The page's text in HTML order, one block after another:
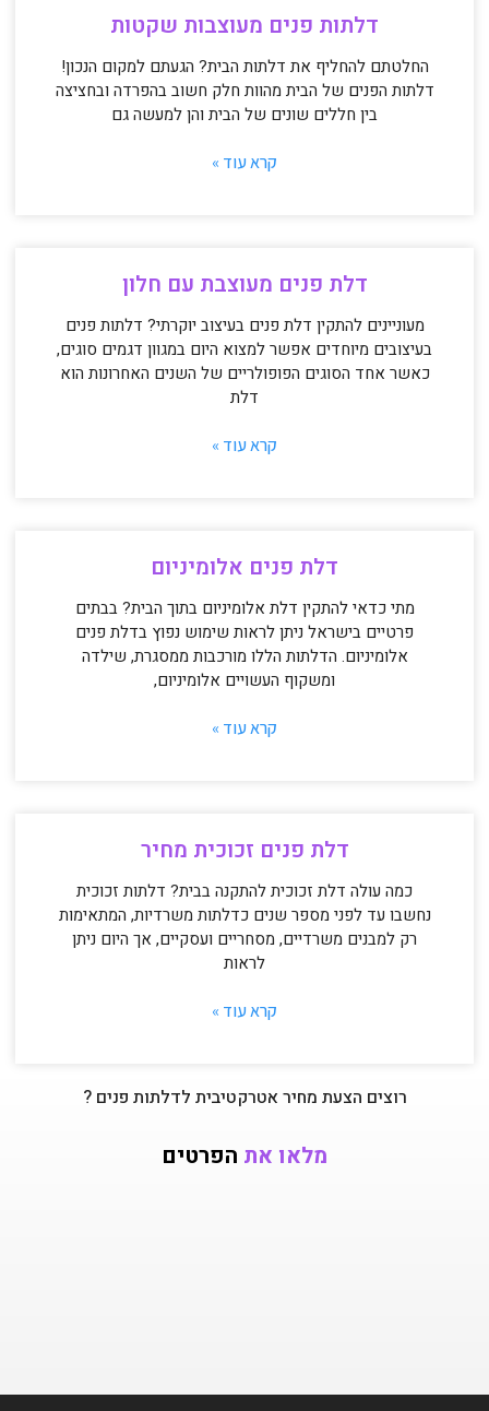
דלתות פנים מעוצבות שקטות
החלטתם להחליף את דלתות הבית? הגעתם למקום הנכון!
דלתות הפנים של הבית מהוות חלק חשוב בהפרדה ובחציצה
בין חללים שונים של הבית והן למעשה גם
קרא עוד »
דלת פנים מעוצבת עם חלון
מעוניינים להתקין דלת פנים בעיצוב יוקרתי? דלתות פנים
בעיצובים מיוחדים אפשר למצוא היום במגוון דגמים סוגים,
כאשר אחד הסוגים הפופולריים של השנים האחרונות הוא
דלת
קרא עוד »
דלת פנים אלומיניום
מתי כדאי להתקין דלת אלומיניום בתוך הבית? בבתים
פרטיים בישראל ניתן לראות שימוש נפוץ בדלת פנים
אלומיניום. הדלתות הללו מורכבות ממסגרת, שילדה
ומשקוף העשויים אלומיניום,
קרא עוד »
דלת פנים זכוכית מחיר
כמה עולה דלת זכוכית להתקנה בבית? דלתות זכוכית
נחשבו עד לפני מספר שנים כדלתות משרדיות, המתאימות
רק למבנים משרדיים, מסחריים ועסקיים, אך היום ניתן
לראות
קרא עוד »
רוצים הצעת מחיר אטרקטיבית לדלתות פנים ?
מלאו את הפרטים